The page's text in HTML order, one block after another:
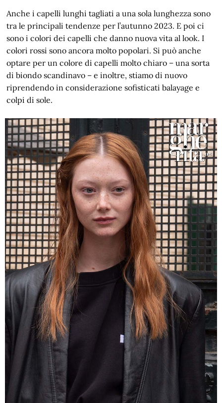
Anche i capelli lunghi tagliati a una sola lunghezza sono
tra le principali tendenze per l’autunno 2023. E poi ci
sono i colori dei capelli che danno nuova vita al look. I
colori rossi sono ancora molto popolari. Si può anche
optare per un colore di capelli molto chiaro – una sorta
di biondo scandinavo – e inoltre, stiamo di nuovo
riprendendo in considerazione sofisticati balayage e
colpi di sole.